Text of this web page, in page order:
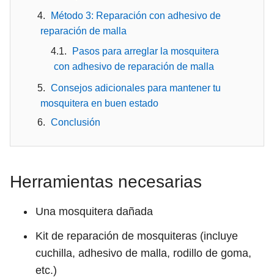
Método 3: Reparación con adhesivo de
reparación de malla
Pasos para arreglar la mosquitera
con adhesivo de reparación de malla
Consejos adicionales para mantener tu
mosquitera en buen estado
Conclusión
Herramientas necesarias
Una mosquitera dañada
Kit de reparación de mosquiteras (incluye
cuchilla, adhesivo de malla, rodillo de goma,
etc.)